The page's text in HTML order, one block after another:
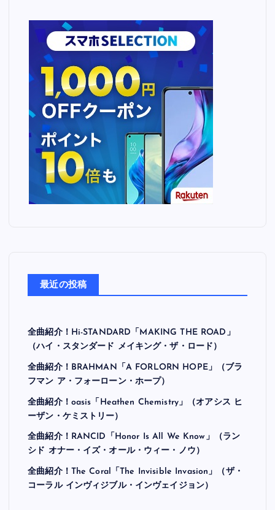
最近の投稿
全曲紹介！Hi-STANDARD「MAKING THE ROAD」
（ハイ・スタンダード メイキング・ザ・ロード）
全曲紹介！BRAHMAN「A FORLORN HOPE」（ブラ
フマン ア・フォーローン・ホープ）
全曲紹介！oasis「Heathen Chemistry」（オアシス ヒ
ーザン・ケミストリー）
全曲紹介！RANCID「Honor Is All We Know」（ラン
シド オナー・イズ・オール・ウィー・ノウ）
全曲紹介！The Coral「The Invisible Invasion」（ザ・
コーラル インヴィジブル・インヴェイジョン）